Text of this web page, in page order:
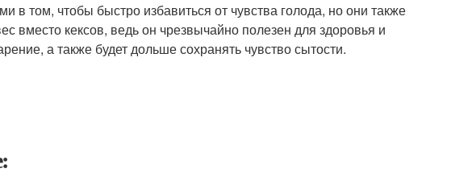
том, чтобы быстро избавиться от чувства голода, но они также
вместо кексов, ведь он чрезвычайно полезен для здоровья и
а также будет дольше сохранять чувство сытости.